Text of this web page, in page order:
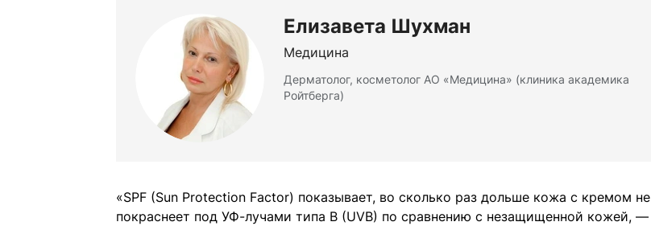
Елизавета Шухман
Медицина
Дерматолог, косметолог АО «Медицина» (клиника академика
Ройтберга)
«SPF (Sun Protection Factor) показывает, во сколько раз дольше кожа с кремом не
покраснеет под УФ-лучами типа B (UVB) по сравнению с незащищенной кожей, —